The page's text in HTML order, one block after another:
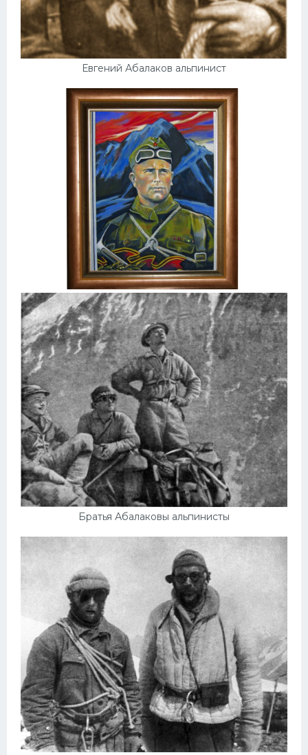
Евгений Абалаков альпинист
Братья Абалаковы альпинисты